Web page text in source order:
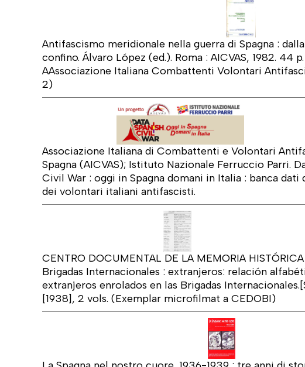
Antifascismo meridionale nella guerra di Spagna : dalla
confino. Álvaro López (ed.). Roma : AICVAS, 1982. 44
AAssociazione Italiana Combattenti Volontari
2)
Associazione Italiana di Combattenti e Volontari
Spagna (AICVAS); Istituto Nazionale Ferruccio Parri.
Civil War : oggi in Spagna domani in Italia : banca dati
dei volontari italiani antifascisti.
CENTRO DOCUMENTAL DE LA MEMORIA
Brigadas Internacionales : extranjeros: relación
extranjeros enrolados en las Brigadas
[1938], 2 vols. (Exemplar microfilmat a CEDOBI)